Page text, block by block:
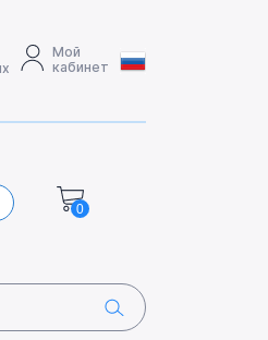
Мой
кабинет
0